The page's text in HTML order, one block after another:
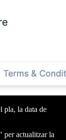
pla, la data de
per actualitzar la